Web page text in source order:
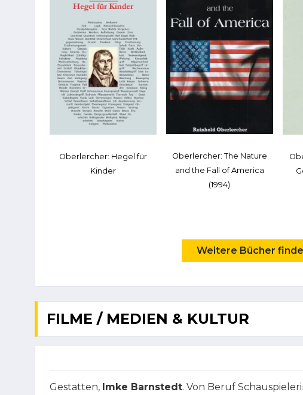
Oberlercher: Hegel für
Kinder
Oberlercher: The Nature
and the Fall of America
(1994)
Weitere Bücher
FILME / MEDIEN & KULTUR
Gestatten, Imke Barnstedt. Von Beruf